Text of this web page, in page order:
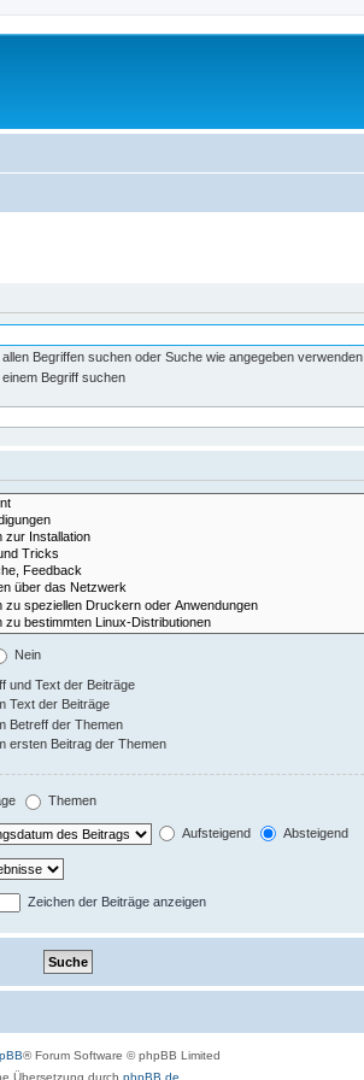
allen Begriffen suchen oder Suche wie angegeben verwenden
einem Begriff suchen
Nein
und Text der Beiträge
Text der Beiträge
Betreff der Themen
ersten Beitrag der Themen
Themen
Aufsteigend Absteigend
Zeichen der Beiträge anzeigen
® Forum Software © phpBB Limited
Übersetzung durch phpBB.de